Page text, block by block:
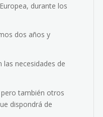
durante los
dos años y
las necesidades de
también otros
dispondrá de